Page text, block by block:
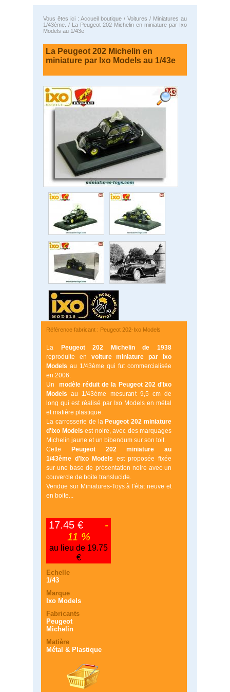
Vous êtes ici : Accueil boutique / Voitures / Miniatures au
1/43ème. / La Peugeot 202 Michelin en miniature par Ixo
Models au 1/43e
La Peugeot 202 Michelin en
miniature par Ixo Models au 1/43e
Référence fabricant : Peugeot 202-Ixo Models
La
Peugeot 202 Michelin de 1938
reproduite en voiture miniature par Ixo
Models au 1/43ème qui fut commercialisée
en 2006.
Un modèle réduit de la Peugeot 202 d'Ixo
Models au 1/43ème mesurant 9,5 cm de
long qui est réalisé par Ixo Models en métal
et matière plastique.
La carrosserie de la Peugeot 202 miniature
d'Ixo Models est noire, avec des marquages
Michelin jaune et un bibendum sur son toit.
Cette
Peugeot 202 miniature au
1/43ème d'Ixo Models est proposée fixée
sur une base de présentation noire avec un
couvercle de boite translucide.
Vendue sur Miniatures-Toys à l'état neuve et
en boite...
17.45 €
-
11 %
au lieu de 19.75
€
Echelle
1/43
Marque
Ixo Models
Fabricants
Peugeot
Michelin
Matière
Métal & Plastique